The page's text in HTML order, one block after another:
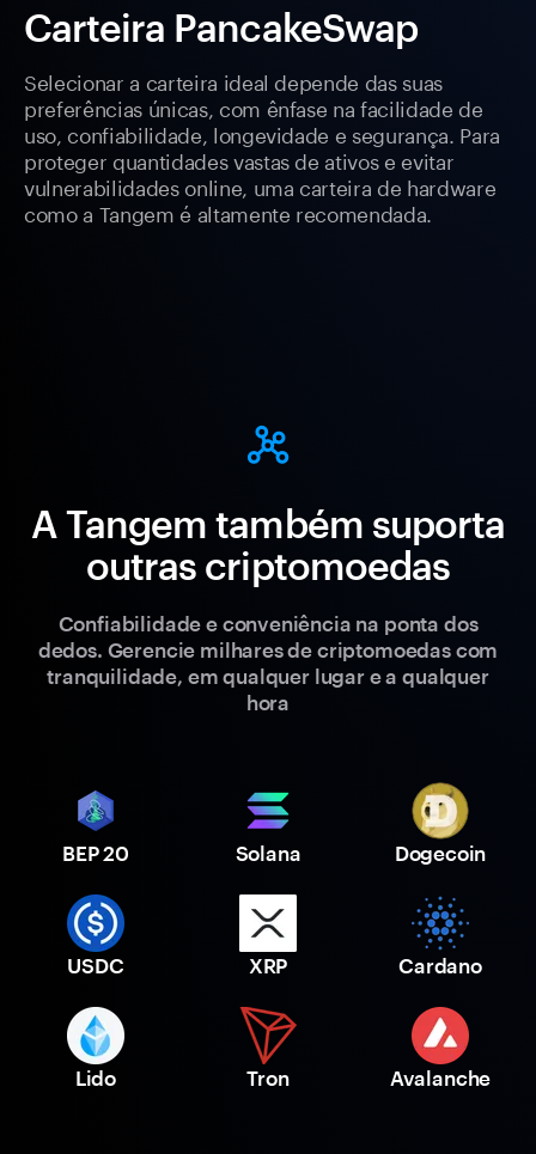
Carteira PancakeSwap
Selecionar a carteira ideal depende das suas
preferências únicas, com ênfase na facilidade de
uso, confiabilidade, longevidade e segurança. Para
proteger quantidades vastas de ativos e evitar
vulnerabilidades online, uma carteira de hardware
como a Tangem é altamente recomendada.
A Tangem também suporta
outras criptomoedas
Confiabilidade e conveniência na ponta dos
dedos. Gerencie milhares de criptomoedas com
tranquilidade, em qualquer lugar e a qualquer
hora
BEP 20 Solana Dogecoin
USDC XRP Cardano
Lido Tron Avalanche